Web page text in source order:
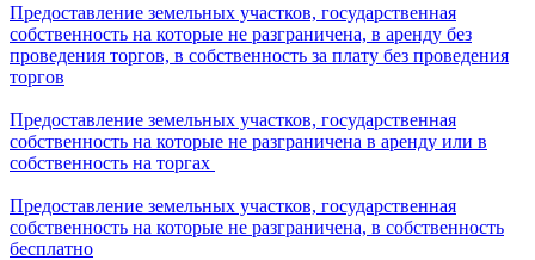
Предоставление земельных участков, государственная
собственность на которые не разграничена, в аренду без
проведения торгов, в собственность за плату без проведения
торгов
Предоставление земельных участков, государственная
собственность на которые не разграничена в аренду или в
собственность на торгах
Предоставление земельных участков, государственная
собственность на которые не разграничена, в собственность
бесплатно